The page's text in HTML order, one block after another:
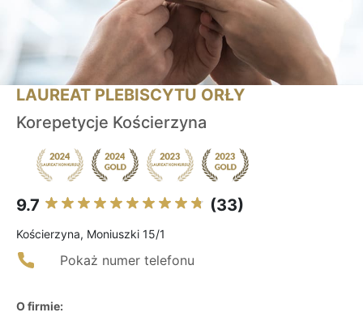
LAUREAT PLEBISCYTU ORŁY
Korepetycje Kościerzyna
9.7 (33)
Kościerzyna, Moniuszki 15/1
Pokaż numer telefonu
O firmie: